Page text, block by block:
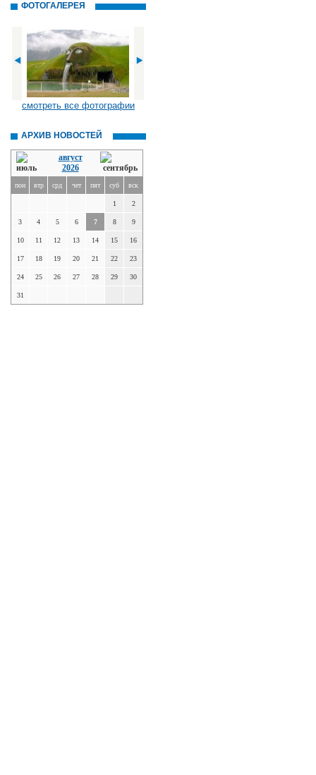
ФОТОГАЛЕРЕЯ
смотреть все фотографии
АРХИВ НОВОСТЕЙ
август
2026
пон втр срд чет пят суб вск
1 2
3 4 5 6 7 8 9
10 11 12 13 14 15 16
17 18 19 20 21 22 23
24 25 26 27 28 29 30
31